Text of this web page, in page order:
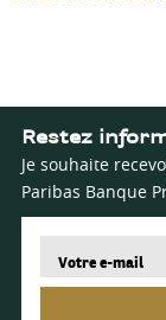
Restez
Je souhaite
Paribas Banque